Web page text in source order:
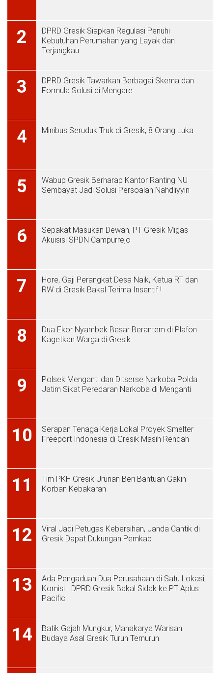
2
DPRD Gresik Siapkan Regulasi Penuhi
Kebutuhan Perumahan yang Layak dan
Terjangkau
3
DPRD Gresik Tawarkan Berbagai Skema dan
Formula Solusi di Mengare
4 Minibus Seruduk Truk di Gresik, 8 Orang Luka
5
Wabup Gresik Berharap Kantor Ranting NU
Sembayat Jadi Solusi Persoalan Nahdliyyin
6
Sepakat Masukan Dewan, PT Gresik Migas
Akuisisi SPDN Campurrejo
7
Hore, Gaji Perangkat Desa Naik, Ketua RT dan
RW di Gresik Bakal Terima Insentif !
8
Dua Ekor Nyambek Besar Berantem di Plafon
Kagetkan Warga di Gresik
9
Polsek Menganti dan Ditserse Narkoba Polda
Jatim Sikat Peredaran Narkoba di Menganti
10
Serapan Tenaga Kerja Lokal Proyek Smelter
Freeport Indonesia di Gresik Masih Rendah
11
Tim PKH Gresik Urunan Beri Bantuan Gakin
Korban Kebakaran
12
Viral Jadi Petugas Kebersihan, Janda Cantik di
Gresik Dapat Dukungan Pemkab
13
Ada Pengaduan Dua Perusahaan di Satu Lokasi,
Komisi I DPRD Gresik Bakal Sidak ke PT Aplus
Pacific
14
Batik Gajah Mungkur, Mahakarya Warisan
Budaya Asal Gresik Turun Temurun